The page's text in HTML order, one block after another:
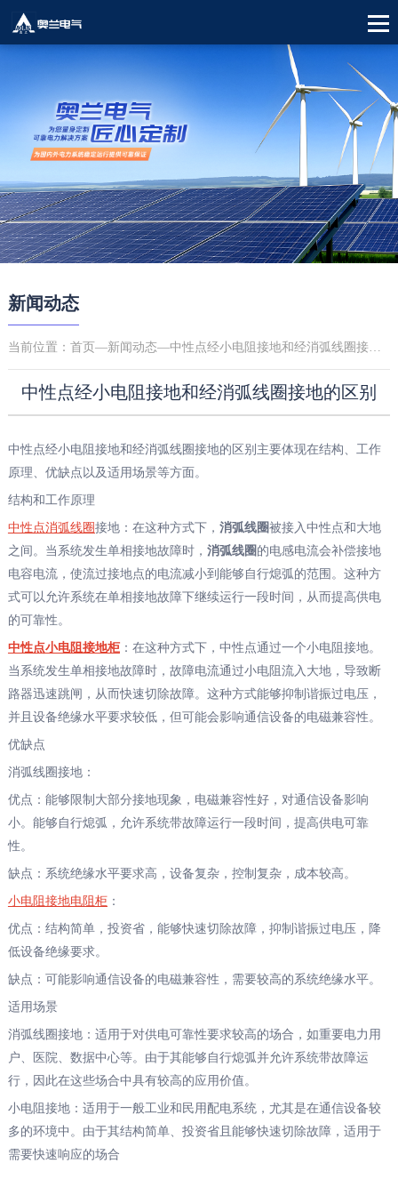
新闻动态
当前位置： 首页 —新闻动态—中性点经小电阻接地和经消弧线圈接地的区别
中性点经小电阻接地和经消弧线圈接地的区别
中性点经小电阻接地和经消弧线圈接地的区别主要体现在结构、工作
原理、优缺点以及适用场景等方面。‌‌
结构和工作原理
‌中性点消弧线圈接地‌：在这种方式下， 消弧线圈被接入中性点和大地
之间。当系统发生单相接地故障时， 消弧线圈 的电感电流会补偿接地
电容电流，使流过接地点的电流减小到能够自行熄弧的范围。这种方
式可以允许系统在单相接地故障下继续运行一段时间，从而提高供电
的可靠性。
‌中性点小电阻接地‌柜：在这种方式下，中性点通过一个小电阻接地。
当系统发生单相接地故障时，故障电流通过小电阻流入大地，导致断
路器迅速跳闸，从而快速切除故障。这种方式能够抑制谐振过电压，
并且设备绝缘水平要求较低，但可能会影响通信设备的电磁兼容性。
优缺点
‌消弧线圈接地‌：
‌优点‌：能够限制大部分接地现象，电磁兼容性好，对通信设备影响
小。能够自行熄弧，允许系统带故障运行一段时间，提高供电可靠
性。
‌缺点‌：系统绝缘水平要求高，设备复杂，控制复杂，成本较高。
‌小电阻接地‌电阻柜：
‌优点‌：结构简单，投资省，能够快速切除故障，抑制谐振过电压，降
低设备绝缘要求。
‌缺点‌：可能影响通信设备的电磁兼容性，需要较高的系统绝缘水平。
适用场景
‌消弧线圈接地‌：适用于对供电可靠性要求较高的场合，如重要电力用
户、医院、数据中心等。由于其能够自行熄弧并允许系统带故障运
行，因此在这些场合中具有较高的应用价值。
‌小电阻接地‌：适用于一般工业和民用配电系统，尤其是在通信设备较
多的环境中。由于其结构简单、投资省且能够快速切除故障，适用于
需要快速响应的场合